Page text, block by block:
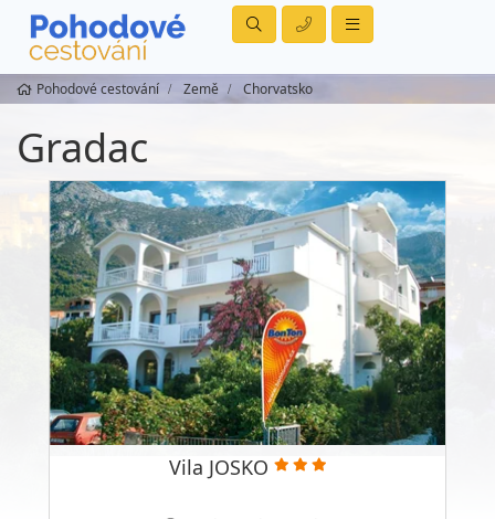
Pohodové cestování Země Chorvatsko
Gradac
Vila JOSKO